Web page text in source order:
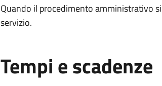
Quando il procedimento amministrativo
servizio.
Tempi e scadenze